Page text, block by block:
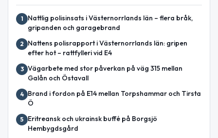
1
Nattlig polisinsats i Västernorrlands län – flera bråk,
gripanden och garagebrand
2
Nattens polisrapport i Västernorrlands län: gripen
efter hot – rattfylleri vid E4
3 Vägarbete med stor påverkan på väg 315 mellan
Galån och Östavall
4
Brand i fordon på E14 mellan Torpshammar och Tirsta
Ö
5
Eritreansk och ukrainsk buffé på Borgsjö
Hembygdsgård